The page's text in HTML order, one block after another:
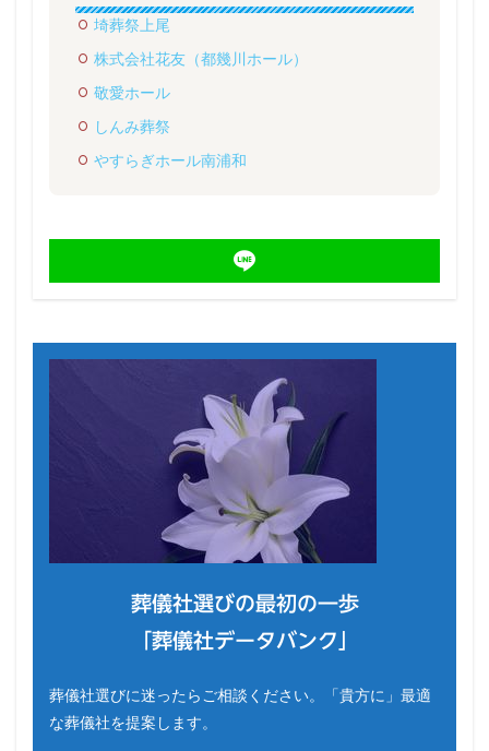
埼葬祭上尾
株式会社花友（都幾川ホール）
敬愛ホール
しんみ葬祭
やすらぎホール南浦和
葬儀社選びの最初の一歩
「葬儀社データバンク」
葬儀社選びに迷ったらご相談ください。「貴方に」最適
な葬儀社を提案します。